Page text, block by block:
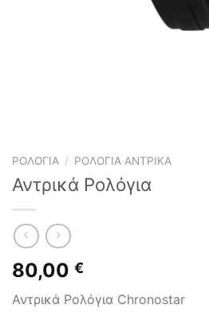
ΡΟΛΌΓΙΑ / ΡΟΛΌΓΙΑ ΑΝΤΡΙΚΆ
Αντρικά Ρολόγια
80,00 €
Αντρικά Ρολόγια Chronostar